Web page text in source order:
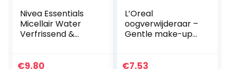
Nivea Essentials
Micellair Water
Verfrissend &
€9.80
L’Oreal
oogverwijderaar –
Gentle make-up
€7.53